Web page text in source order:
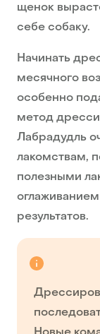
щенок
себе собаку.
Начинать
месячного
особенно
метод
Лабрадудль
лакомствам,
полезными
результатов.